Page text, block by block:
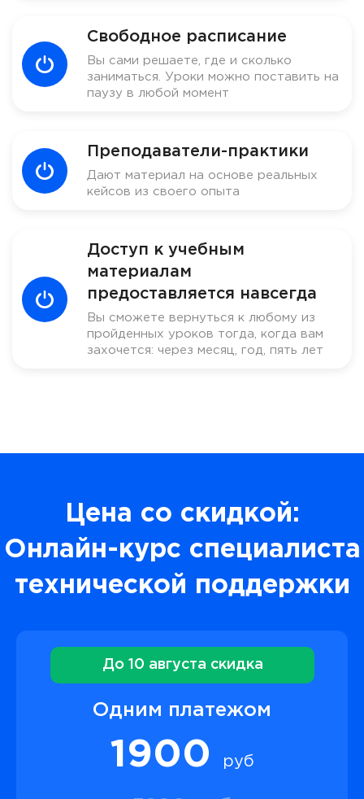
Свободное расписание
Вы сами решаете, где и сколько
заниматься. Уроки можно поставить на
паузу в любой момент
Преподаватели-практики
Дают материал на основе реальных
кейсов из своего опыта
Доступ к учебным
материалам
предоставляется навсегда
Вы сможете вернуться к любому из
пройденных уроков тогда, когда вам
захочется: через месяц, год, пять лет
Цена со скидкой:
Онлайн-курс специалиста
технической поддержки
До 10 августа скидка
Одним платежом
1900 руб